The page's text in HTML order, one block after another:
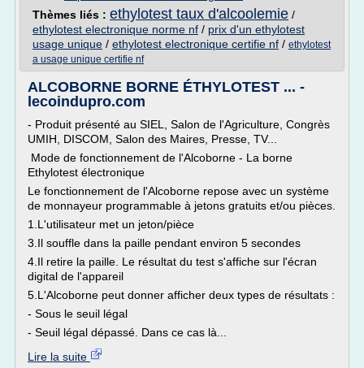
Thèmes liés : ethylotest taux d'alcoolemie /
ethylotest electronique norme nf / prix d'un ethylotest
usage unique / ethylotest electronique certifie nf / ethylotest
a usage unique certifie nf
ALCOBORNE BORNE ÉTHYLOTEST ... -
lecoindupro.com
- Produit présenté au SIEL, Salon de l'Agriculture, Congrès
UMIH, DISCOM, Salon des Maires, Presse, TV...
Mode de fonctionnement de l'Alcoborne - La borne
Ethylotest électronique
Le fonctionnement de l'Alcoborne repose avec un système
de monnayeur programmable à jetons gratuits et/ou pièces.
1.L'utilisateur met un jeton/pièce
3.Il souffle dans la paille pendant environ 5 secondes
4.Il retire la paille. Le résultat du test s'affiche sur l'écran
digital de l'appareil
5.L'Alcoborne peut donner afficher deux types de résultats :
- Sous le seuil légal
- Seuil légal dépassé. Dans ce cas là...
Lire la suite